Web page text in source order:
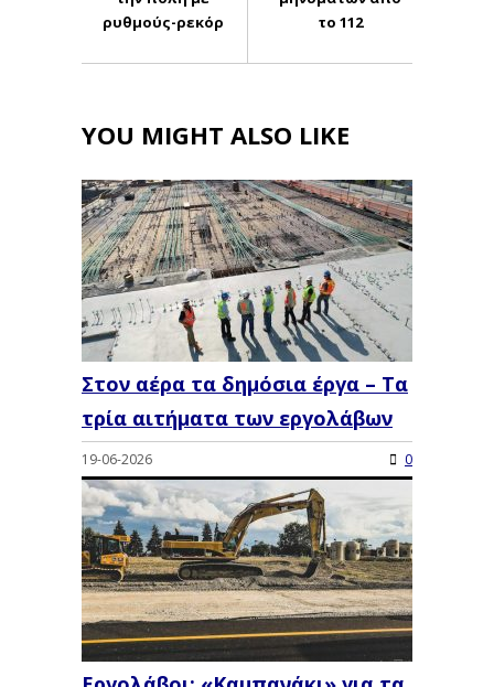
ρυθμούς-ρεκόρ
το 112
YOU MIGHT ALSO LIKE
Στον αέρα τα δημόσια έργα – Τα
τρία αιτήματα των εργολάβων
19-06-2026 0